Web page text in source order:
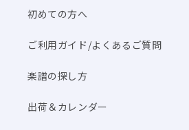
初めての方へ
ご利用ガイド/よくあるご質問
楽譜の探し方
出荷＆カレンダー